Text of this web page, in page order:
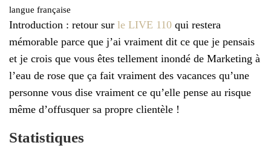
l
é
langue française
Introduction : retour sur le LIVE 110 qui restera
mémorable parce que j’ai vraiment dit ce que je pensais
et je crois que vous êtes tellement inondé de Marketing à
l’eau de rose que ça fait vraiment des vacances qu’une
personne vous dise vraiment ce qu’elle pense au risque
même d’offusquer sa propre clientèle !
Statistiques